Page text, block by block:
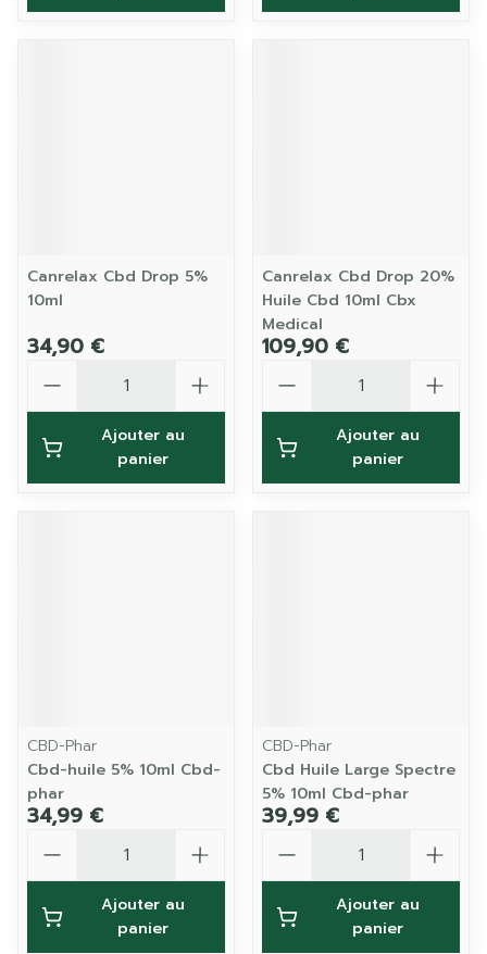
Canrelax Cbd Drop 5%
10ml
34,90 €
Ajouter au
panier
Canrelax Cbd Drop 20%
Huile Cbd 10ml Cbx
Medical
109,90 €
Ajouter au
panier
CBD-Phar
Cbd-huile 5% 10ml Cbd-
phar
34,99 €
Ajouter au
panier
CBD-Phar
Cbd Huile Large Spectre
5% 10ml Cbd-phar
39,99 €
Ajouter au
panier